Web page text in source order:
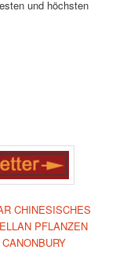
und höchsten
CHINESISCHES
PFLANZEN